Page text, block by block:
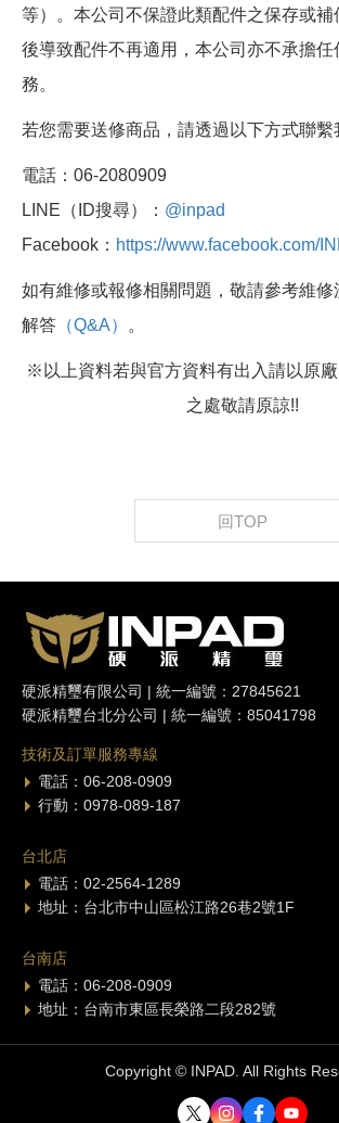
等）。本公司不保證此類配件之保存或補
後導致配件不再適用，本公司亦不承擔
務。
若您需要送修商品，請透過以下方式聯繫
電話：06-2080909
LINE（ID搜尋）： @inpad
Facebook： https://www.facebook.com/
如有維修或報修相關問題，敬請參考維修
解答 （Q&A） 。
※以上資料若與官方資料有出入請以原
之處敬請原諒!!
回TOP
硬派精璽有限公司 | 統一編號：27845621
硬派精璽台北分公司 | 統一編號：85041798
技術及訂單服務專線
電話：06-208-0909
行動：0978-089-187
台北店
電話：02-2564-1289
地址：台北市中山區松江路26巷2號1F
台南店
電話：06-208-0909
地址：台南市東區長榮路二段282號
Copyright © INPAD. All Rights